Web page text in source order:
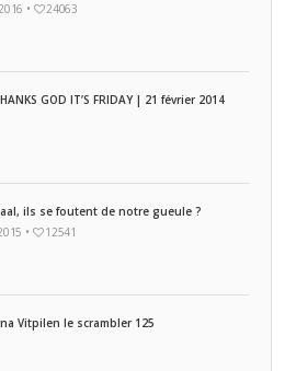
•
24063
GOD IT’S FRIDAY | 21 février 2014
ils se foutent de notre gueule ?
•
12541
Vitpilen le scrambler 125